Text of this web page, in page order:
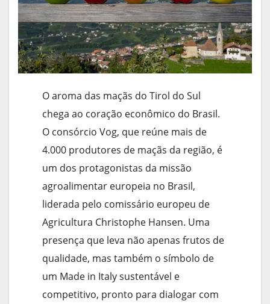
O aroma das maçãs do Tirol do Sul
chega ao coração econômico do Brasil.
O consórcio Vog, que reúne mais de
4.000 produtores de maçãs da região, é
um dos protagonistas da missão
agroalimentar europeia no Brasil,
liderada pelo comissário europeu de
Agricultura Christophe Hansen. Uma
presença que leva não apenas frutos de
qualidade, mas também o símbolo de
um Made in Italy sustentável e
competitivo, pronto para dialogar com